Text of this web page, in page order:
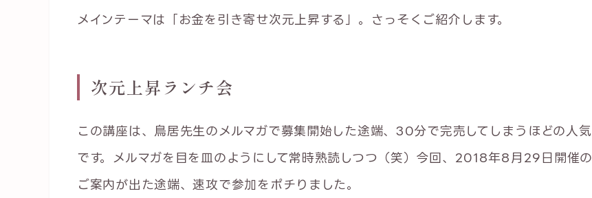
メインテーマは「お金を引き寄せ次元上昇する」。さっそくご紹介します。
次元上昇ランチ会
この講座は、鳥居先生のメルマガで募集開始した途端、30分で完売してしまうほどの人気
です。メルマガを目を皿のようにして常時熟読しつつ（笑）今回、2018年8月29日開催の
ご案内が出た途端、速攻で参加をポチりました。